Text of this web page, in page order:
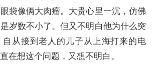
袋像俩大肉瘤。大贵心里一沉，仿佛
岁数不小了。但又不明白他为什么突
从接到老人的儿子从上海打来的电
在想这个问题，又想不明白。